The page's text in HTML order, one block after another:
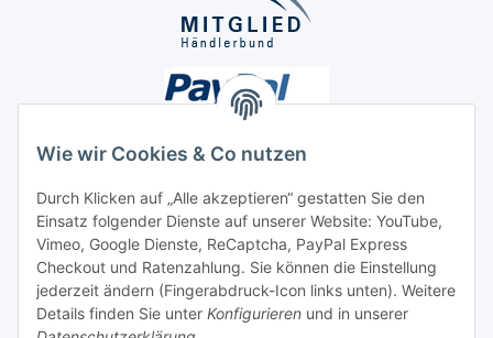
Wie wir Cookies & Co nutzen
Durch Klicken auf „Alle akzeptieren“ gestatten Sie den
Einsatz folgender Dienste auf unserer Website: YouTube,
Vimeo, Google Dienste, ReCaptcha, PayPal Express
Checkout und Ratenzahlung. Sie können die Einstellung
jederzeit ändern (Fingerabdruck-Icon links unten). Weitere
Details finden Sie unter Konfigurieren und in unserer
Unsere Seiten
Social Media